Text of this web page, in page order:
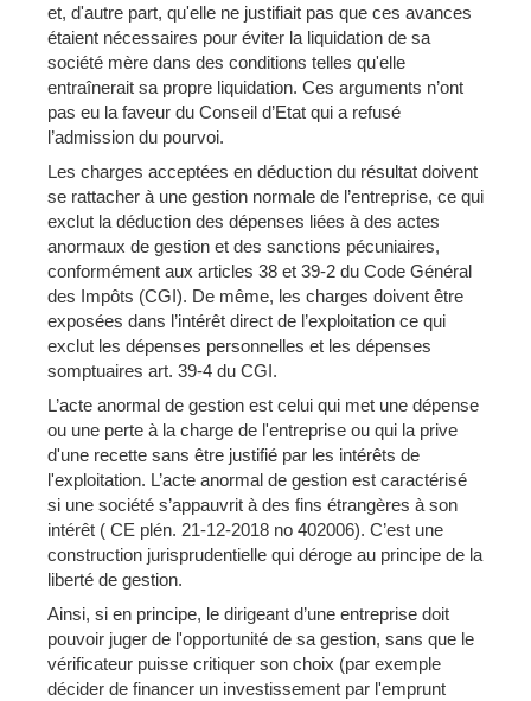
et, d'autre part, qu'elle ne justifiait pas que ces avances
étaient nécessaires pour éviter la liquidation de sa
société mère dans des conditions telles qu'elle
entraînerait sa propre liquidation. Ces arguments n’ont
pas eu la faveur du Conseil d’Etat qui a refusé
l’admission du pourvoi.
Les charges acceptées en déduction du résultat doivent
se rattacher à une gestion normale de l’entreprise, ce qui
exclut la déduction des dépenses liées à des actes
anormaux de gestion et des sanctions pécuniaires,
conformément aux articles 38 et 39-2 du Code Général
des Impôts (CGI). De même, les charges doivent être
exposées dans l’intérêt direct de l’exploitation ce qui
exclut les dépenses personnelles et les dépenses
somptuaires art. 39-4 du CGI.
L’acte anormal de gestion est celui qui met une dépense
ou une perte à la charge de l'entreprise ou qui la prive
d'une recette sans être justifié par les intérêts de
l'exploitation. L’acte anormal de gestion est caractérisé
si une société s’appauvrit à des fins étrangères à son
intérêt ( CE plén. 21-12-2018 no 402006). C’est une
construction jurisprudentielle qui déroge au principe de la
liberté de gestion.
Ainsi, si en principe, le dirigeant d’une entreprise doit
pouvoir juger de l'opportunité de sa gestion, sans que le
vérificateur puisse critiquer son choix (par exemple
décider de financer un investissement par l'emprunt